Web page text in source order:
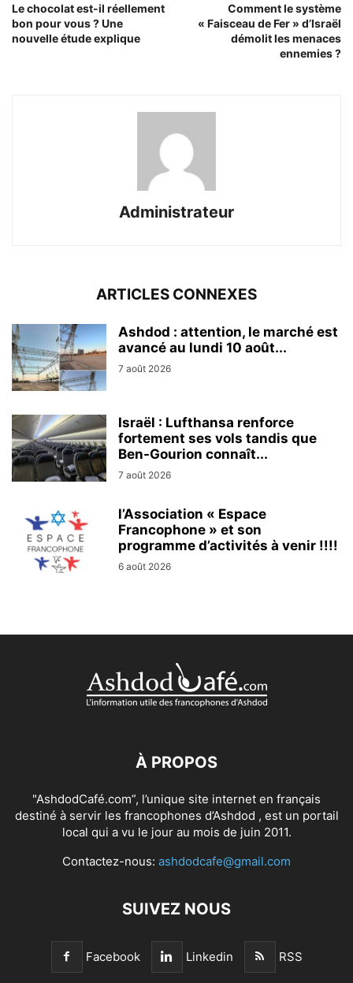
Le chocolat est-il réellement
bon pour vous ? Une
nouvelle étude explique
Comment le système
« Faisceau de Fer » d’Israël
démolit les menaces
ennemies ?
Administrateur
ARTICLES CONNEXES
Ashdod : attention, le marché est
avancé au lundi 10 août...
7 août 2026
Israël : Lufthansa renforce
fortement ses vols tandis que
Ben-Gourion connaît...
7 août 2026
l’Association « Espace
Francophone » et son
programme d’activités à venir !!!!
6 août 2026
À PROPOS
"AshdodCafé.com”, l’unique site internet en français
destiné à servir les francophones d’Ashdod , est un portail
local qui a vu le jour au mois de juin 2011.
Contactez-nous: ashdodcafe@gmail.com
SUIVEZ NOUS
Facebook Linkedin RSS